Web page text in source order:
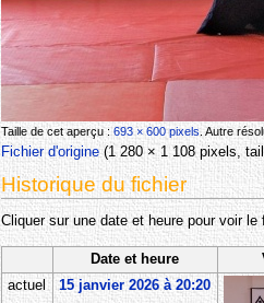
Taille de cet aperçu :693 × 600 pixels. Autre
Fichier d'origine‎(1 280 × 1 108 pixels,
Historique du fichier
Cliquer sur une date et heure pour voir
Date et heure
actuel
15 janvier 2026 à 20:20